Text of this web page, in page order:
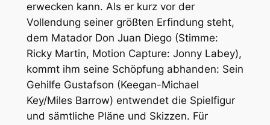
erwecken kann. Als er kurz vor der
Vollendung seiner größten Erfindung steht,
dem Matador Don Juan Diego (Stimme:
Ricky Martin, Motion Capture: Jonny Labey),
kommt ihm seine Schöpfung abhanden: Sein
Gehilfe Gustafson (Keegan-Michael
Key/Miles Barrow) entwendet die Spielfigur
und sämtliche Pläne und Skizzen. Für